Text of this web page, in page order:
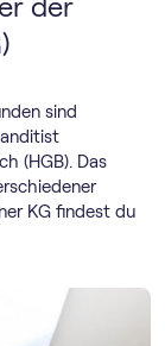
der
sind
(HGB). Das
KG findest du